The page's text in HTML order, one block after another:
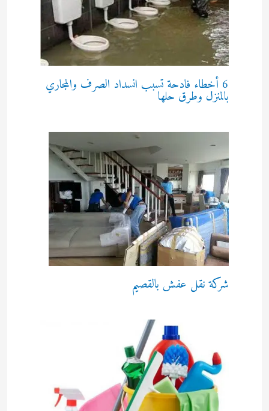
6 أخطاء فادحة تسبب انسداد الصرف والمجاري
بالمنزل وطرق حلها
شركة نقل عفش بالقصيم